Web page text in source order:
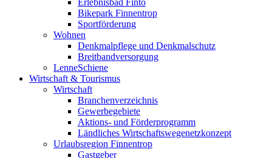
Erlebnisbad Finto
Bikepark Finnentrop
Sportförderung
Wohnen
Denkmalpflege und Denkmalschutz
Breitbandversorgung
LenneSchiene
Wirtschaft & Tourismus
Wirtschaft
Branchenverzeichnis
Gewerbegebiete
Aktions- und Förderprogramm
Ländliches Wirtschaftswegenetzkonzept
Urlaubsregion Finnentrop
Gastgeber